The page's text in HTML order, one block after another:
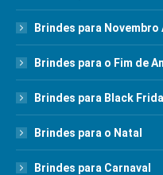
Brindes para Novembro
Brindes para o Fim de
Brindes para Black
Brindes para o Natal
Brindes para Carnaval